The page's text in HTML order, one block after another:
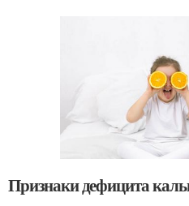
Признаки дефицита